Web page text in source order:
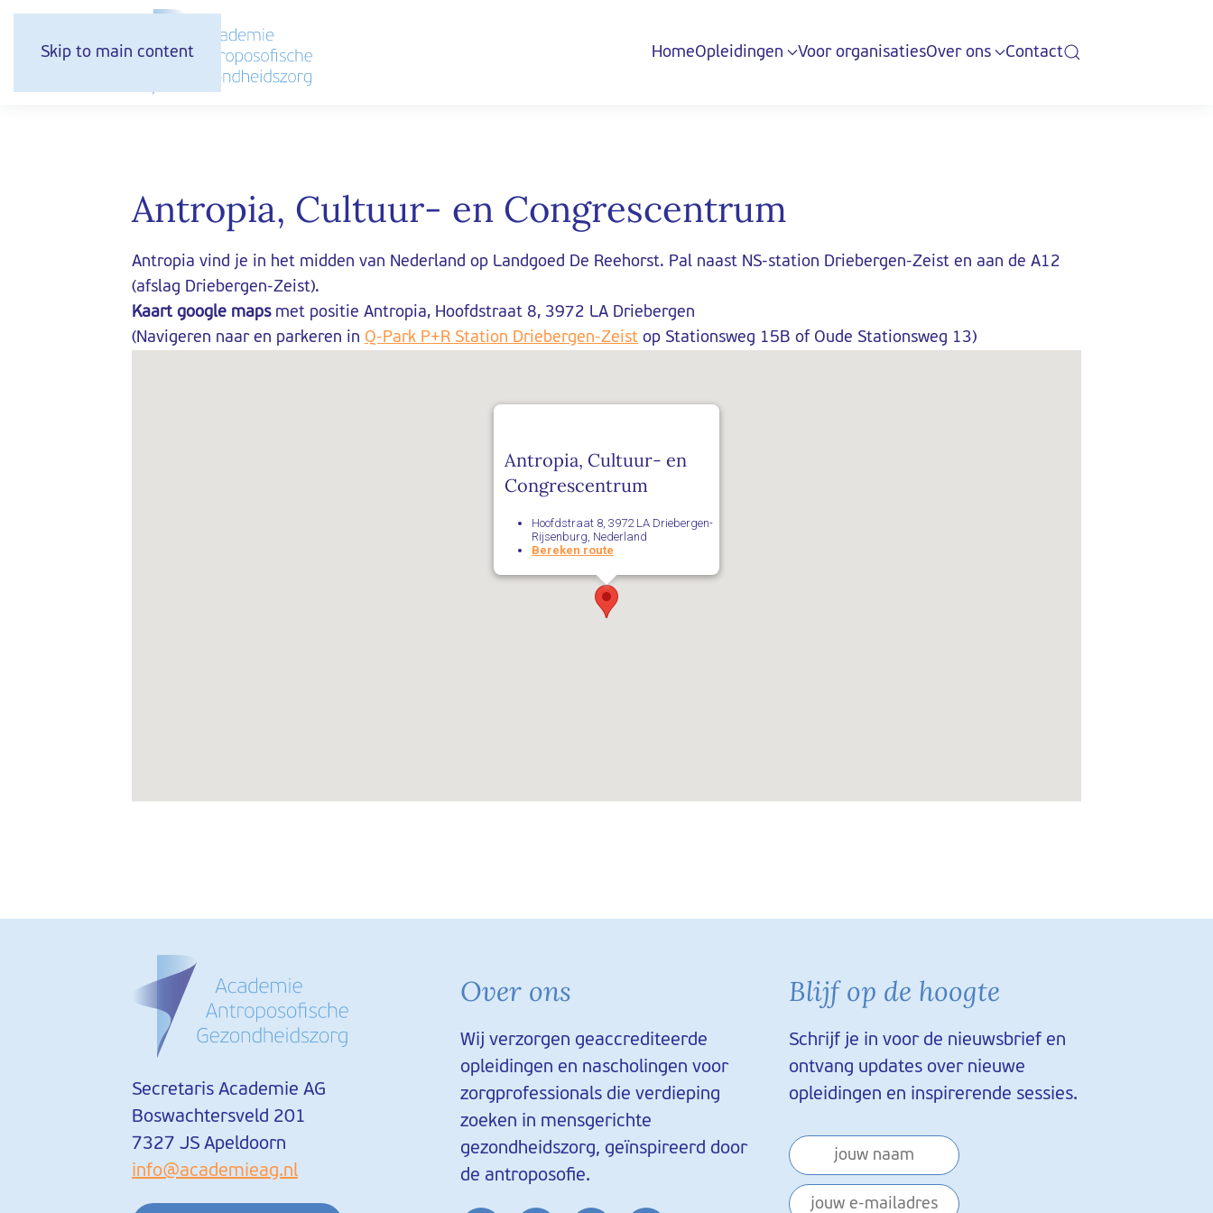
Skip to main content HomeOpleidingen Voor organisatiesOver ons Contact
Antropia, Cultuur- en Congrescentrum
Antropia vind je in het midden van Nederland op Landgoed De Reehorst. Pal naast NS-station Driebergen-Zeist en aan de A12
(afslag Driebergen-Zeist).
Kaart google mapsmet positie Antropia, Hoofdstraat 8, 3972 LA Driebergen
(Navigeren naar en parkeren in Q-Park P+R Station Driebergen-Zeist op Stationsweg 15B of Oude Stationsweg 13)
Antropia, Cultuur- en
Congrescentrum
Hoofdstraat 8, 3972 LA Driebergen-
Rijsenburg, Nederland
Bereken route
Secretaris Academie AG
Boswachtersveld 201
7327 JS Apeldoorn
info@academieag.nl
Over ons
Wij verzorgen geaccrediteerde
opleidingen en nascholingen voor
zorgprofessionals die verdieping
zoeken in mensgerichte
gezondheidszorg, geïnspireerd door
de antroposofie.
Blijf op de hoogte
Schrijf je in voor de nieuwsbrief en
ontvang updates over nieuwe
opleidingen en inspirerende sessies.